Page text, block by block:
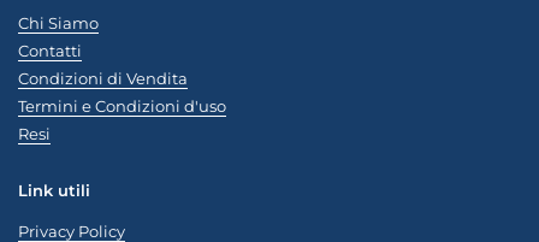
Chi Siamo
Contatti
Condizioni di Vendita
Termini e Condizioni d'uso
Resi
Link utili
Privacy Policy